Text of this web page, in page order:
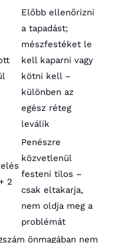
Előbb ellenőrizni
a tapadást;
mészfestéket le
kell kaparni vagy
kötni kell –
különben az
egész réteg
leválik
2
Penészre
közvetlenül
festeni tilos –
csak eltakarja,
nem oldja meg a
problémát
önmagában nem